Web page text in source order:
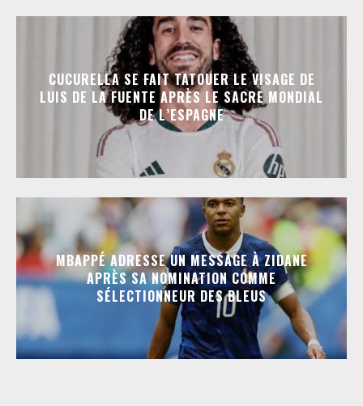
CUCURELLA SE FAIT TATOUER LE VISAGE DE
LUIS DE LA FUENTE APRÈS LE SACRE MONDIAL
DE L’ESPAGNE
MBAPPÉ ADRESSE UN MESSAGE À ZIDANE
APRÈS SA NOMINATION COMME
SÉLECTIONNEUR DES BLEUS